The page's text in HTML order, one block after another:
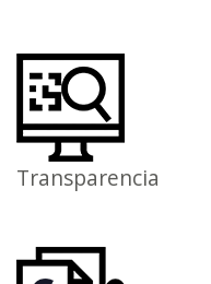
Transparencia